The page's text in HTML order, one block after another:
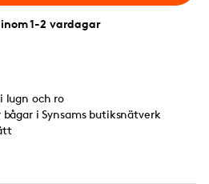
inom 1-2 vardagar
lugn och ro
i Synsams butiksnätverk